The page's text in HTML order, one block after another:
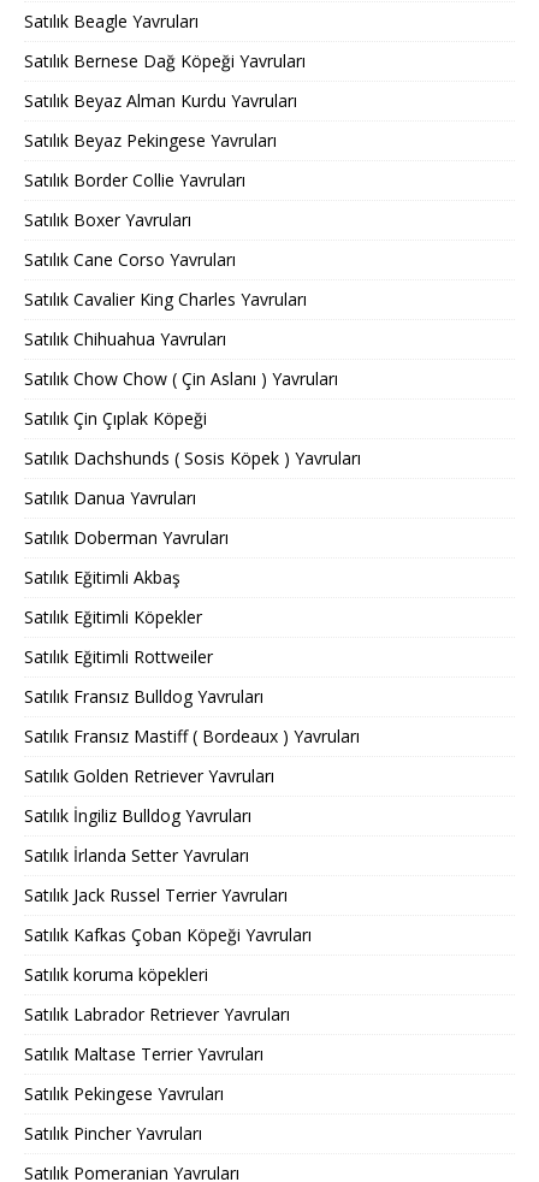
Satılık Beagle Yavruları
Satılık Bernese Dağ Köpeği Yavruları
Satılık Beyaz Alman Kurdu Yavruları
Satılık Beyaz Pekingese Yavruları
Satılık Border Collie Yavruları
Satılık Boxer Yavruları
Satılık Cane Corso Yavruları
Satılık Cavalier King Charles Yavruları
Satılık Chihuahua Yavruları
Satılık Chow Chow ( Çin Aslanı ) Yavruları
Satılık Çin Çıplak Köpeği
Satılık Dachshunds ( Sosis Köpek ) Yavruları
Satılık Danua Yavruları
Satılık Doberman Yavruları
Satılık Eğitimli Akbaş
Satılık Eğitimli Köpekler
Satılık Eğitimli Rottweiler
Satılık Fransız Bulldog Yavruları
Satılık Fransız Mastiff ( Bordeaux ) Yavruları
Satılık Golden Retriever Yavruları
Satılık İngiliz Bulldog Yavruları
Satılık İrlanda Setter Yavruları
Satılık Jack Russel Terrier Yavruları
Satılık Kafkas Çoban Köpeği Yavruları
Satılık koruma köpekleri
Satılık Labrador Retriever Yavruları
Satılık Maltase Terrier Yavruları
Satılık Pekingese Yavruları
Satılık Pincher Yavruları
Satılık Pomeranian Yavruları